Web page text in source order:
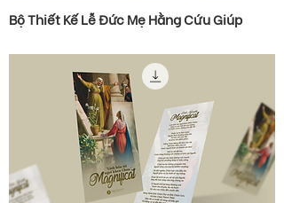
Bộ Thiết Kế Lễ Đức Mẹ Hằng Cứu Giúp